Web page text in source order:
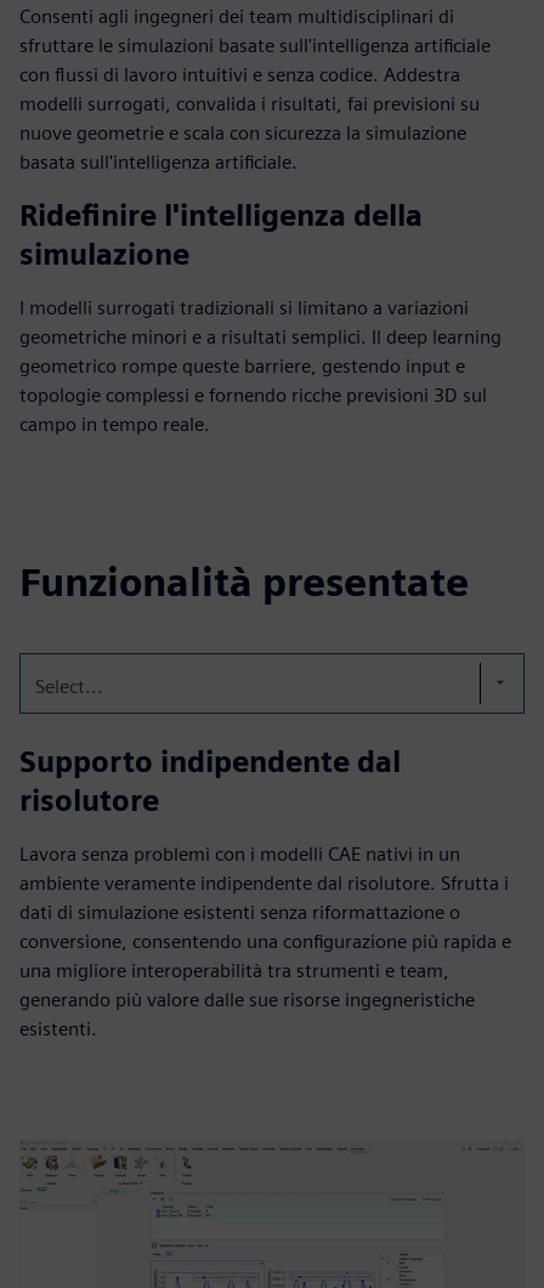
Consenti agli ingegneri dei team multidisciplinari di
sfruttare le simulazioni basate sull'intelligenza artificiale
con flussi di lavoro intuitivi e senza codice. Addestra
modelli surrogati, convalida i risultati, fai previsioni su
nuove geometrie e scala con sicurezza la simulazione
basata sull'intelligenza artificiale.
Ridefinire l'intelligenza della
simulazione
I modelli surrogati tradizionali si limitano a variazioni
geometriche minori e a risultati semplici. Il deep learning
geometrico rompe queste barriere, gestendo input e
topologie complessi e fornendo ricche previsioni 3D sul
campo in tempo reale.
Funzionalità presentate
Select...
Supporto indipendente dal
risolutore
Lavora senza problemi con i modelli CAE nativi in un
ambiente veramente indipendente dal risolutore. Sfrutta i
dati di simulazione esistenti senza riformattazione o
conversione, consentendo una configurazione più rapida e
una migliore interoperabilità tra strumenti e team,
generando più valore dalle sue risorse ingegneristiche
esistenti.